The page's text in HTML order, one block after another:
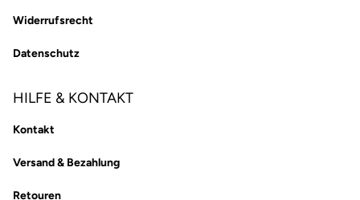
Widerrufsrecht
Datenschutz
HILFE & KONTAKT
Kontakt
Versand & Bezahlung
Retouren